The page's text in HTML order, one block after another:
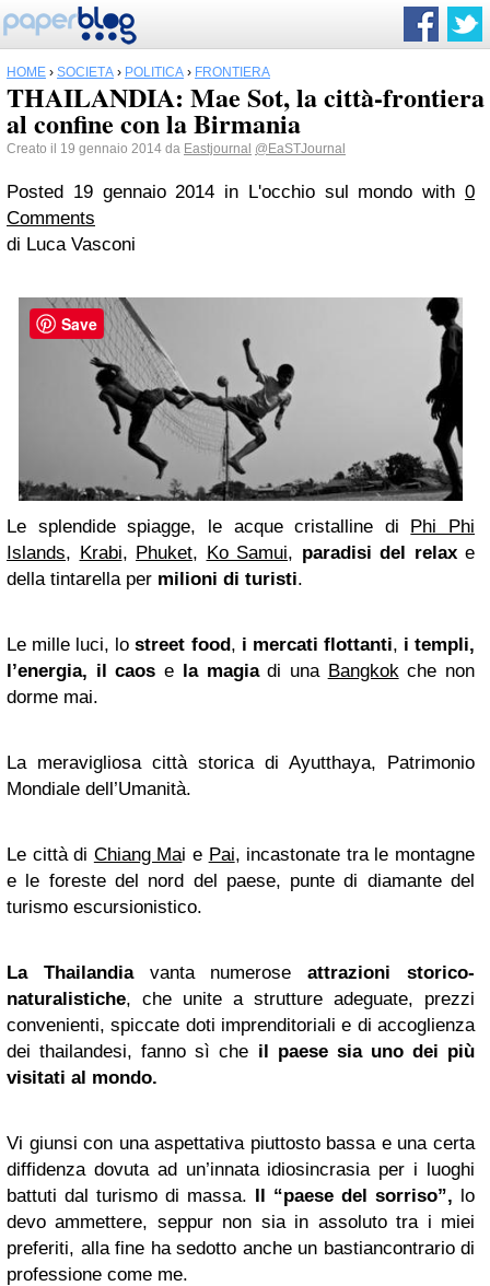
HOME › SOCIETÀ › POLITICA › FRONTIERA
THAILANDIA: Mae Sot, la città-frontiera
al confine con la Birmania
Creato il 19 gennaio 2014 da Eastjournal @EaSTJournal
Posted 19 gennaio 2014 in L'occhio sul mondo with0
Comments
di Luca Vasconi
Le splendide spiagge, le acque cristalline di Phi Phi
Islands, Krabi, Phuket, Ko Samui, paradisi del relaxe
della tintarella per milioni di turisti.
Le mille luci, lostreet food, i mercati flottanti, i templi,
l’energia, il caos e la magiadi una Bangkok che non
dorme mai.
La meravigliosa città storica di Ayutthaya, Patrimonio
Mondiale dell’Umanità.
Le città di Chiang Mai e Pai, incastonate tra le montagne
e le foreste del nord del paese, punte di diamante del
turismo escursionistico.
La Thailandiavanta numeroseattrazioni storico-
naturalistiche, che unite a strutture adeguate, prezzi
convenienti, spiccate doti imprenditoriali e di accoglienza
dei thailandesi, fanno sì che il paese sia uno dei più
visitati al mondo.
Vi giunsi con una aspettativa piuttosto bassa e una certa
diffidenza dovuta ad un’innata idiosincrasia per i luoghi
battuti dal turismo di massa. Il “paese del sorriso”, lo
devo ammettere, seppur non sia in assoluto tra i miei
preferiti, alla fine ha sedotto anche un bastiancontrario di
professione come me.
Save